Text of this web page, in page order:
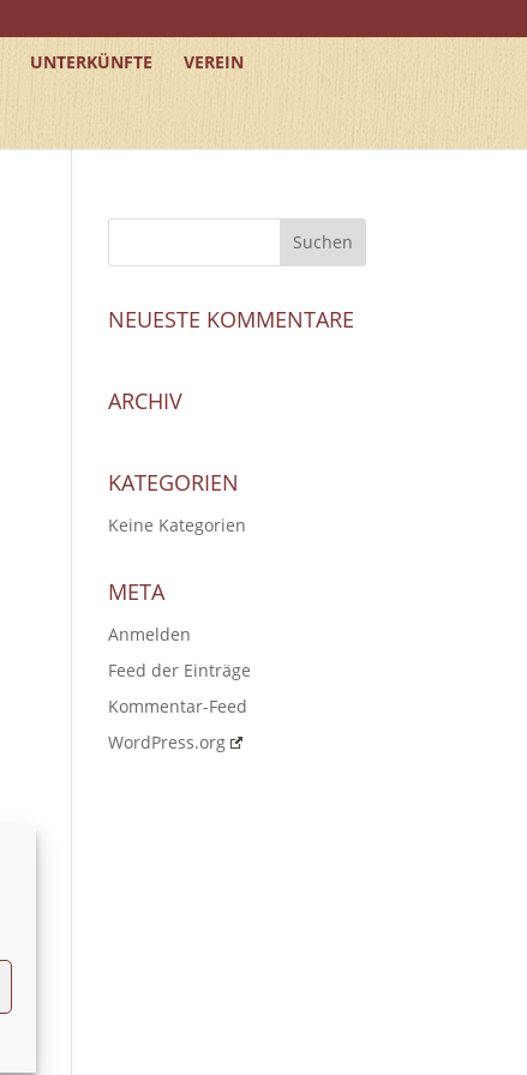
UNTERKÜNFTE
VEREIN
NEUESTE KOMMENTARE
ARCHIV
KATEGORIEN
Keine Kategorien
META
Anmelden
Feed der Einträge
Kommentar-Feed
WordPress.org